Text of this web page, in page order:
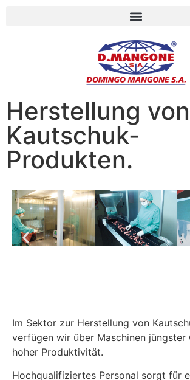
Herstellung von
Kautschuk-
Produkten.
Im Sektor zur Herstellung von
verfügen wir über Maschinen jüngster
hoher Produktivität.
Hochqualifiziertes Personal sorgt für